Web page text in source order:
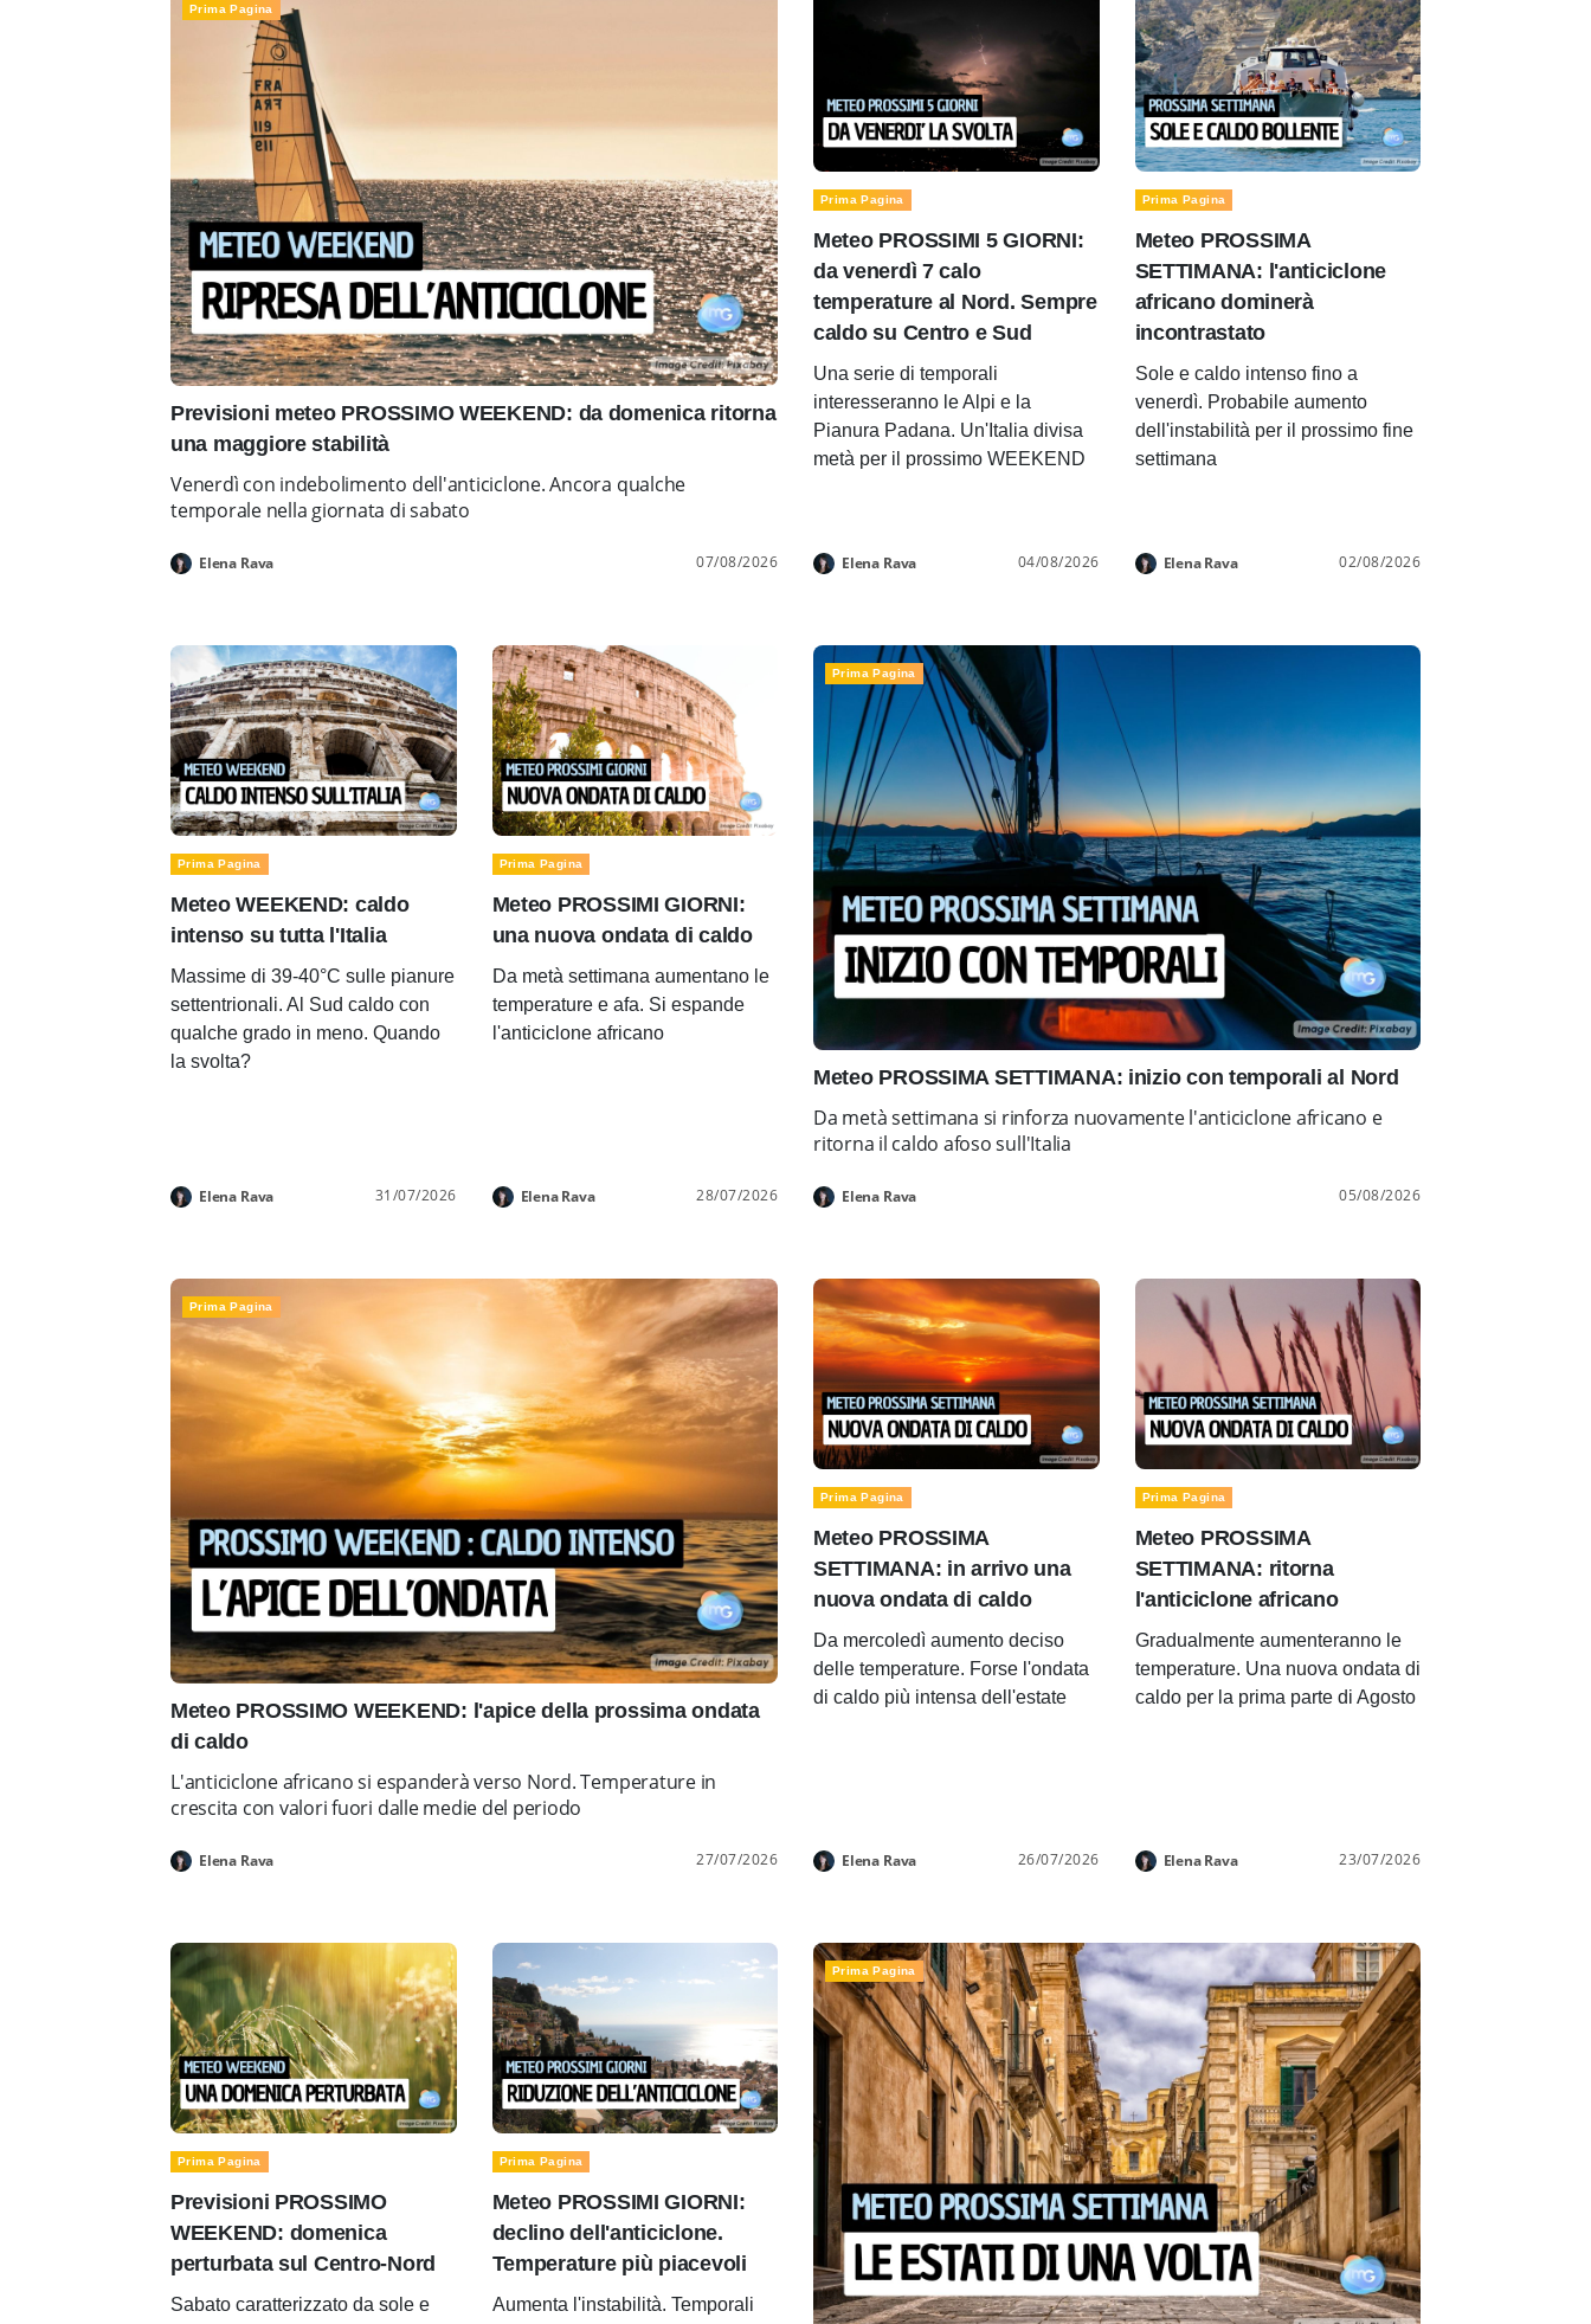
Prima Pagina
Previsioni meteo PROSSIMO WEEKEND: da domenica ritorna
una maggiore stabilità
Venerdì con indebolimento dell'anticiclone. Ancora qualche
temporale nella giornata di sabato
Elena Rava 07/08/2026
Prima Pagina
Meteo PROSSIMI 5 GIORNI:
da venerdì 7 calo
temperature al Nord. Sempre
caldo su Centro e Sud
Una serie di temporali
interesseranno le Alpi e la
Pianura Padana. Un'Italia divisa
metà per il prossimo WEEKEND
Elena Rava 04/08/2026
Prima Pagina
Meteo PROSSIMA
SETTIMANA: l'anticiclone
africano dominerà
incontrastato
Sole e caldo intenso fino a
venerdì. Probabile aumento
dell'instabilità per il prossimo fine
settimana
Elena Rava 02/08/2026
Prima Pagina
Meteo WEEKEND: caldo
intenso su tutta l'Italia
Massime di 39-40°C sulle pianure
settentrionali. Al Sud caldo con
qualche grado in meno. Quando
la svolta?
Elena Rava 31/07/2026
Prima Pagina
Meteo PROSSIMI GIORNI:
una nuova ondata di caldo
Da metà settimana aumentano le
temperature e afa. Si espande
l'anticiclone africano
Elena Rava 28/07/2026
Prima Pagina
Meteo PROSSIMA SETTIMANA: inizio con temporali al Nord
Da metà settimana si rinforza nuovamente l'anticiclone africano e
ritorna il caldo afoso sull'Italia
Elena Rava 05/08/2026
Prima Pagina
Meteo PROSSIMO WEEKEND: l'apice della prossima ondata
di caldo
L'anticiclone africano si espanderà verso Nord. Temperature in
crescita con valori fuori dalle medie del periodo
Elena Rava 27/07/2026
Prima Pagina
Meteo PROSSIMA
SETTIMANA: in arrivo una
nuova ondata di caldo
Da mercoledì aumento deciso
delle temperature. Forse l'ondata
di caldo più intensa dell'estate
Elena Rava 26/07/2026
Prima Pagina
Meteo PROSSIMA
SETTIMANA: ritorna
l'anticiclone africano
Gradualmente aumenteranno le
temperature. Una nuova ondata di
caldo per la prima parte di Agosto
Elena Rava 23/07/2026
Prima Pagina
Previsioni PROSSIMO
WEEKEND: domenica
perturbata sul Centro-Nord
Sabato caratterizzato da sole e
Prima Pagina
Meteo PROSSIMI GIORNI:
declino dell'anticiclone.
Temperature più piacevoli
Aumenta l'instabilità. Temporali
Prima Pagina